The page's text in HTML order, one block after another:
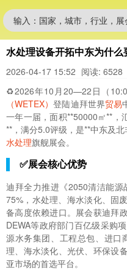
输入：国家，城市，行业，展
水处理设备开拓中东为什
2026-04-17 15:52 阅读: 6528
♻️2026年10月20—22日（
（WETEX）登陆迪拜世界贸易
一年一届，面积**50000㎡**，
**，满分5.0评级，是**中东及北
水处理旗舰展会。
✅展会核心优势
迪拜全力推进《2050清洁能
75%，水处理、海水淡化、固
备高度依赖进口。展会获迪拜
DEWA等政府部门百亿级采购
源水务集团、工程总包、进口
理、海水淡化、光伏、环保设
亚市场的首选平台。